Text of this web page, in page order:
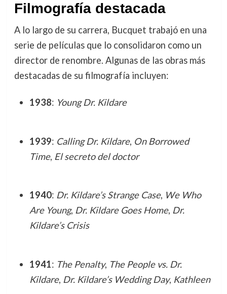
Filmografía destacada
A lo largo de su carrera, Bucquet trabajó en una
serie de películas que lo consolidaron como un
director de renombre. Algunas de las obras más
destacadas de su filmografía incluyen:
1938: Young Dr. Kildare
1939: Calling Dr. Kildare, On Borrowed
Time, El secreto del doctor
1940: Dr. Kildare’s Strange Case, We Who
Are Young, Dr. Kildare Goes Home, Dr.
Kildare’s Crisis
1941: The Penalty, The People vs. Dr.
Kildare, Dr. Kildare’s Wedding Day, Kathleen